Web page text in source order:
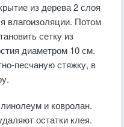
из дерева 2 слоя
влагоизоляции. Потом
сетку из
диаметром 10 см.
песчаную стяжку, в
и ковролан.
остатки клея.